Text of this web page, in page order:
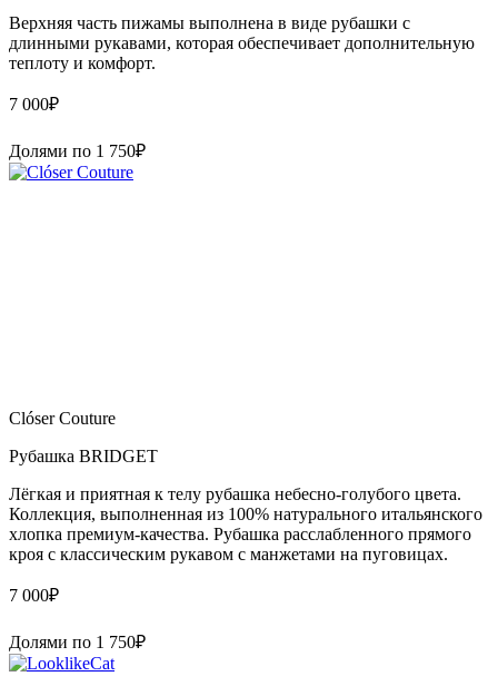
Верхняя часть пижамы выполнена в виде рубашки с
длинными рукавами, которая обеспечивает дополнительную
теплоту и комфорт.
7 000₽
Долями по 1 750₽
Clóser Couture
Рубашка BRIDGET
Лёгкая и приятная к телу рубашка небесно-голубого цвета.
Коллекция, выполненная из 100% натурального итальянского
хлопка премиум-качества. Рубашка расслабленного прямого
кроя с классическим рукавом с манжетами на пуговицах.
7 000₽
Долями по 1 750₽